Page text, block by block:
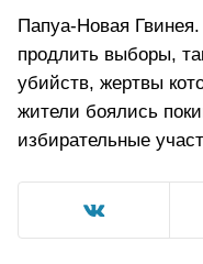
Папуа-Новая
продлить выборы,
убийств, жертвы
жители боялись
избирательные